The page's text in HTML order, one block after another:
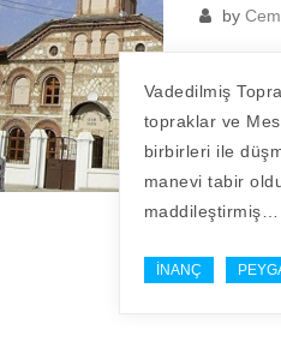
by
Vadedilmiş
topraklar ve
birbirleri ile
manevi tabir
maddileştirmiş…
İNANÇ